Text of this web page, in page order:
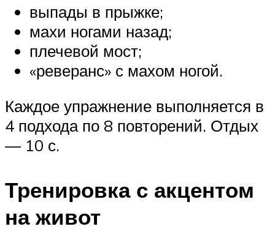
выпады в прыжке;
махи ногами назад;
плечевой мост;
«реверанс» с махом ногой.
Каждое упражнение выполняется в
4 подхода по 8 повторений. Отдых
— 10 с.
Тренировка с акцентом
на живот